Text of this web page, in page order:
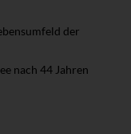
der
nach 44 Jahren